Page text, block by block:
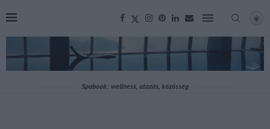
Spabook: wellness, utazás, közösség